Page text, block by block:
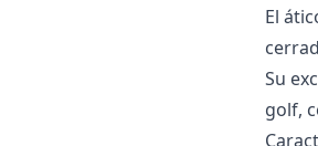
El
Su
golf,